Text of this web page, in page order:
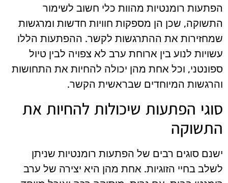
הפתעות רומנטיות מהוות כלי חשוב לשימור
התשוקה, שכן הן מספקות חוויות חדשות ומרגשות
שמחזירות את ההתרגשות לקשר. ההפתעות הללו
עשויות לנוע בין ארוחת ערב לא צפויה לבין טיול
ספונטני, וכל אחת מהן יכולה להחיות את התחושות
והרגשות המיוחדים שבראשית הקשר.
סוגי הפתעות שיכולות להחיות את
התשוקה
ישנם סוגים רבים של הפתעות רומנטיות שניתן
לשלב בחיי הזוגיות. אחת מהן היא יצירה של ערב